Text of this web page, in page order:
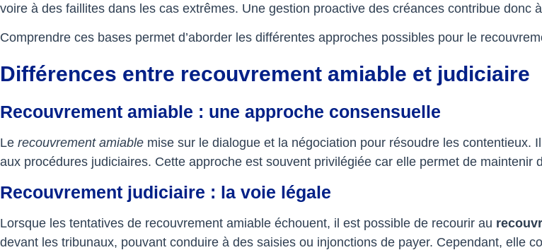
voire à des faillites dans les cas extrêmes. Une gestion proactive des créances contribue donc
Comprendre ces bases permet d’aborder les différentes approches possibles pour le
Différences entre recouvrement amiable et judiciaire
Recouvrement amiable : une approche consensuelle
Le recouvrement amiable mise sur le dialogue et la négociation pour résoudre les contentieux.
aux procédures judiciaires. Cette approche est souvent privilégiée car elle permet de maintenir
Recouvrement judiciaire : la voie légale
Lorsque les tentatives de recouvrement amiable échouent, il est possible de recourir au
devant les tribunaux, pouvant conduire à des saisies ou injonctions de payer. Cependant, elle